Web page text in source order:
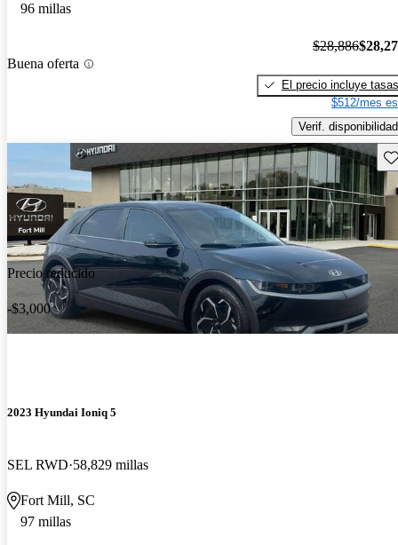
96 millas
Buena oferta
$28,886
El precio incluye tasas
$512/mes
Verif. disponibilidad
Precio reducido
-$3,000
2023 Hyundai Ioniq 5
SEL RWD 58,829 millas
Fort Mill, SC
97 millas